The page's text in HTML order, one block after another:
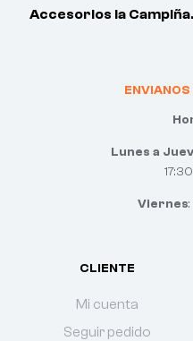
Accesorios la Campiña.
Lunes a
Viernes
CLIENTE
Mi cuenta
Seguir pedido